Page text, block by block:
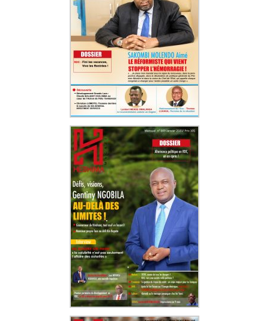
gouvernement avait engagé, dès avril 2022, des mesures
proactives pour contenir les dépenses publiques,
notamment en excluant le secteur de l’aviation
internationale de la liste des bénéficiaires.
En octobre 2023, cette rationalisation a été étendue au
secteur minier, qui représentait près de 20 % des
manques à gagner. À long terme, l’exécutif entend
réduire progressivement l’écart entre les prix de
marché et les prix de vente au détail, dans l’objectif de
mettre fin aux subventions structurelles sur les produits